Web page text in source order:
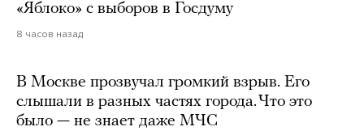
«Яблоко» с выборов в Госдуму
8 часов назад
В Москве прозвучал громкий взрыв. Его
слышали в разных частях города. Что это
было — не знает даже МЧС